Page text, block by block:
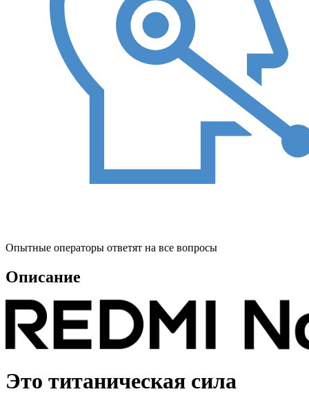
Опытные операторы ответят на все вопросы
Описание
Это титаническая сила